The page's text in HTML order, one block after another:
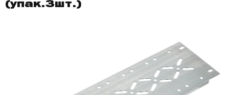
(упак.3шт.)